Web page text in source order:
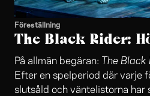
Föreställning
The Black Rider:
På allmän begäran: The Black
Efter en spelperiod där varje
slutsåld och väntelistorna har